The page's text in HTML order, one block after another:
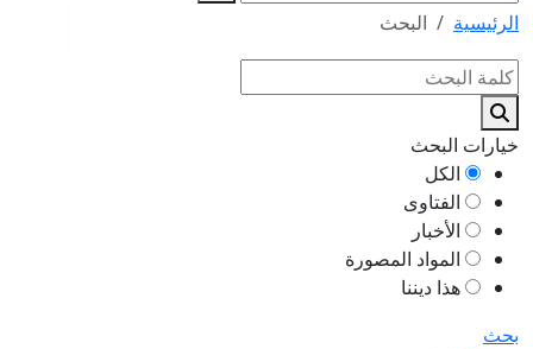
الرئيسية البحث
خيارات البحث
الكل
الفتاوى
الأخبار
المواد المصورة
هذا ديننا
بحث